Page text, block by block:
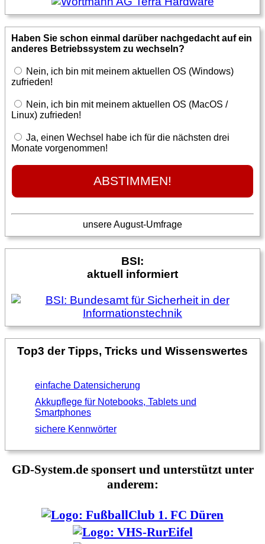
Haben Sie schon einmal darüber nachgedacht auf ein
anderes Betriebssystem zu wechseln?
Nein, ich bin mit meinem aktuellen OS (Windows)
zufrieden!
Nein, ich bin mit meinem aktuellen OS (MacOS /
Linux) zufrieden!
Ja, einen Wechsel habe ich für die nächsten drei
Monate vorgenommen!
unsere August-Umfrage
BSI:
aktuell informiert
Top3 der Tipps, Tricks und Wissenswertes
einfache Datensicherung
Akkupflege für Notebooks, Tablets und
Smartphones
sichere Kennwörter
GD-System.de sponsert und unterstützt unter
anderem: